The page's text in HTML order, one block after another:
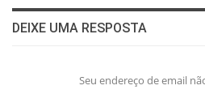
DEIXE UMA RESPOSTA
Seu endereço de email